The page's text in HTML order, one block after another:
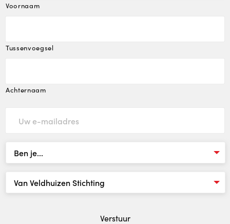
Plaatsing
Indicatie
Kosten
Voornaam
Tussenvoegsel
Achternaam
Verstuur